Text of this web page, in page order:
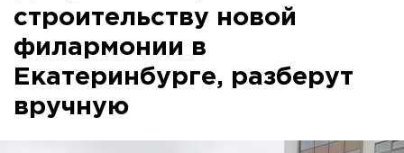
строительству новой
филармонии в
Екатеринбурге, разберут
вручную